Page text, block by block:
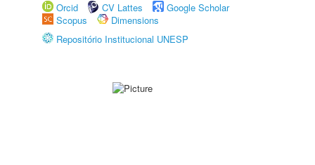
Orcid
CV Lattes
Google Scholar
Scopus
Dimensions
Repositório Institucional UNESP